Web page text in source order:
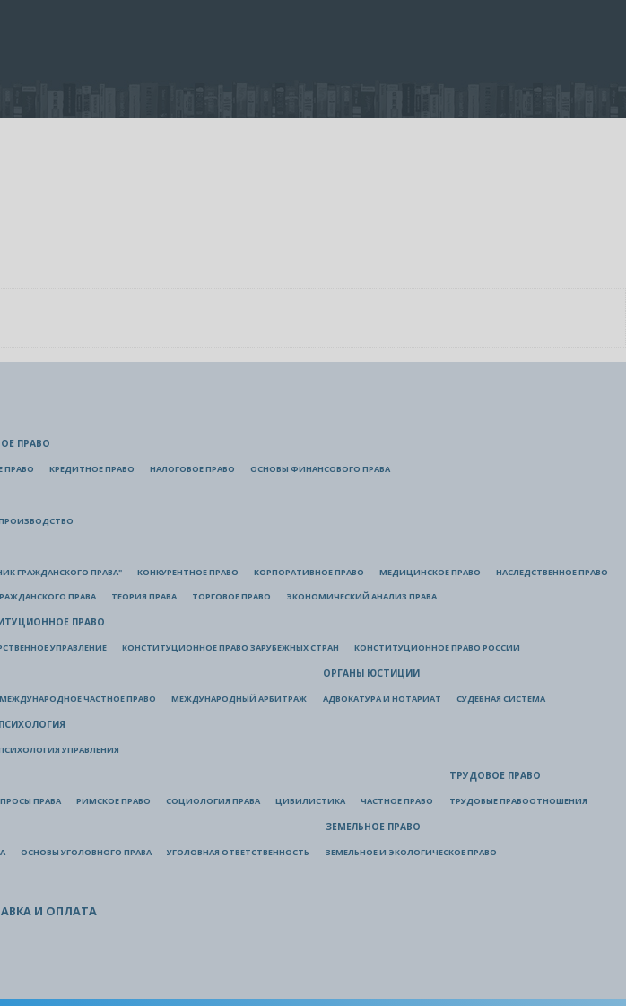
ПРАВО
ПРАВО КРЕДИТНОЕ ПРАВО НАЛОГОВОЕ ПРАВО ОСНОВЫ ФИНАНСОВОГО ПРАВА
ГРАЖДАНСКОГО ПРАВА" КОНКУРЕНТНОЕ ПРАВО КОРПОРАТИВНОЕ ПРАВО МЕДИЦИНСКОЕ ПРАВО НАСЛЕДСТВЕННОЕ ПРАВО
ПРАВА ТЕОРИЯ ПРАВА ТОРГОВОЕ ПРАВО ЭКОНОМИЧЕСКИЙ АНАЛИЗ ПРАВА
ПРАВО
УПРАВЛЕНИЕ КОНСТИТУЦИОННОЕ ПРАВО ЗАРУБЕЖНЫХ СТРАН КОНСТИТУЦИОННОЕ ПРАВО РОССИИ
МЕЖДУНАРОДНОЕ ЧАСТНОЕ ПРАВО МЕЖДУНАРОДНЫЙ АРБИТРАЖ
ОРГАНЫ ЮСТИЦИИ
АДВОКАТУРА И НОТАРИАТ СУДЕБНАЯ СИСТЕМА
ПСИХОЛОГИЯ
УПРАВЛЕНИЯ
ПРАВА РИМСКОЕ ПРАВО СОЦИОЛОГИЯ ПРАВА ЦИВИЛИСТИКА ЧАСТНОЕ ПРАВО
ТРУДОВОЕ ПРАВО
ТРУДОВЫЕ ПРАВООТНОШЕНИЯ
ОСНОВЫ УГОЛОВНОГО ПРАВА УГОЛОВНАЯ ОТВЕТСТВЕННОСТЬ
ЗЕМЕЛЬНОЕ ПРАВО
ЗЕМЕЛЬНОЕ И ЭКОЛОГИЧЕСКОЕ ПРАВО
И ОПЛАТА